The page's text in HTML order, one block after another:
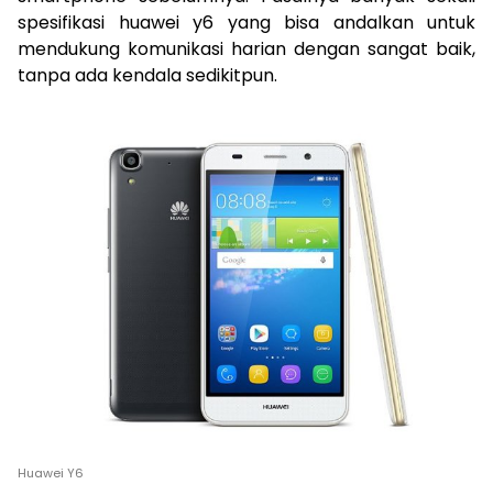
spesifikasi huawei y6 yang bisa andalkan untuk
mendukung komunikasi harian dengan sangat baik,
tanpa ada kendala sedikitpun.
Huawei Y6